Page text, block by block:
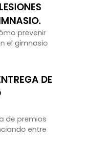
prevenir
el gimnasio
DE
de premios
entre